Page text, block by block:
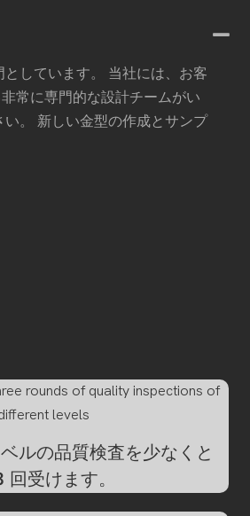
しています。 当社には、お客
常に専門的な設計チームがい
。 新しい金型の作成とサンプ
ルの品質検査を少なくと
回受けます。